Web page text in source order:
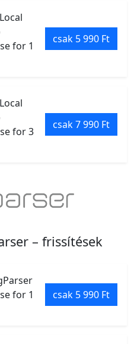
for 1
csak 5 990 Ft
for 3
csak 7 990 Ft
– frissítések
for 1
csak 5 990 Ft